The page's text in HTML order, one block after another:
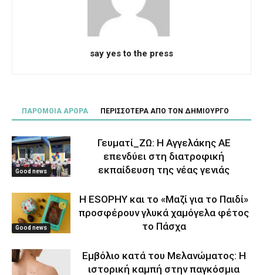
say yes to the press
ΠΑΡΟΜΟΙΑ ΑΡΘΡΑ ΠΕΡΙΣΣΟΤΕΡΑ ΑΠΟ ΤΟΝ ΔΗΜΙΟΥΡΓΟ
Good news
Γευματί_ΖΩ: Η Αγγελάκης ΑΕ
επενδύει στη διατροφική
εκπαίδευση της νέας γενιάς
Good news
Η ESOPHY και το «Μαζί για το Παιδί»
προσφέρουν γλυκά χαμόγελα φέτος
το Πάσχα
Εμβόλιο κατά του Μελανώματος: Η
ιστορική καμπή στην παγκόσμια